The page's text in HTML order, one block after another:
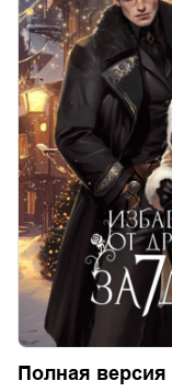
Полная версия